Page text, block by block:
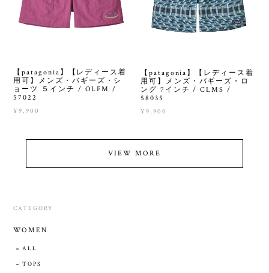
【patagonia】【レディース着
用可】メンズ・バギーズ・シ
ョーツ ５インチ / OLFM /
57022
¥9,900
【patagonia】【レディース着
用可】メンズ・バギーズ・ロ
ング 7インチ / CLMS /
58035
¥9,900
VIEW MORE
CATEGORY
WOMEN
ALL
TOPS